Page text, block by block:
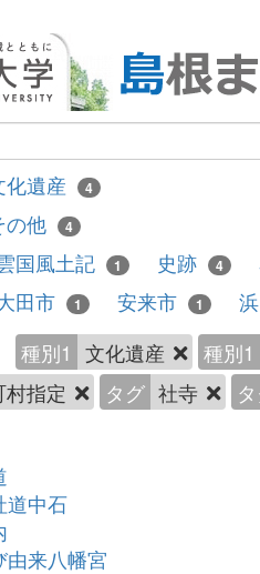
化遺産 4
の他 4
国風土記 1 史跡 4
田市 1 安来市 1
種別1 文化遺産
種別1
村指定 タグ 社寺
道中石
由来八幡宮